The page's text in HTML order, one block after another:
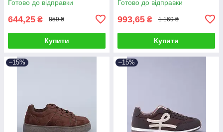
Готово до відправки
644,25 ₴ 859 ₴
Купити
Готово до відправки
993,65 ₴ 1 169 ₴
Купити
–15% –15%